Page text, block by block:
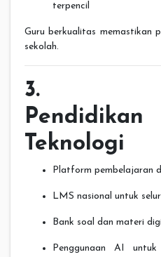
terpencil
Guru berkualitas memastikan
sekolah.
3.
Teknologi
Platform pembelajaran
LMS nasional untuk
Bank soal dan materi
Penggunaan AI untuk